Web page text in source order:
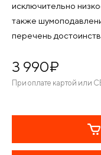
исключительно
также
перечень
3 990¤
При оплате картой или